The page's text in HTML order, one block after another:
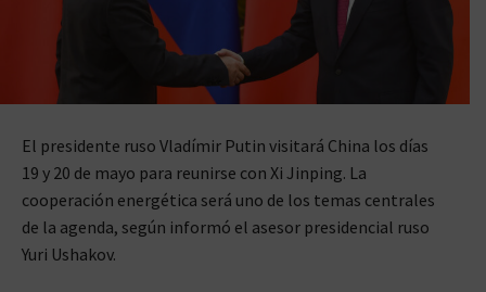
El presidente ruso Vladímir Putin visitará China los días
19 y 20 de mayo para reunirse con Xi Jinping. La
cooperación energética será uno de los temas centrales
de la agenda, según informó el asesor presidencial ruso
Yuri Ushakov.